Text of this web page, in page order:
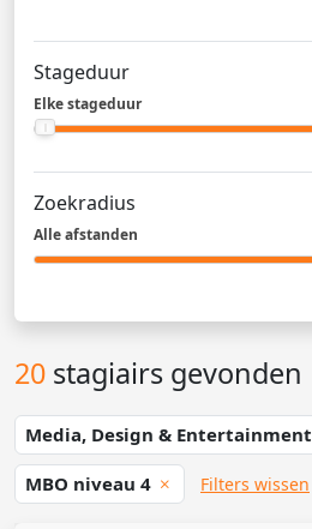
Stageduur
Elke stageduur
Zoekradius
Alle afstanden
20 stagiairs gevonden
Media, Design & Entertainment
MBO niveau 4 Filters wissen